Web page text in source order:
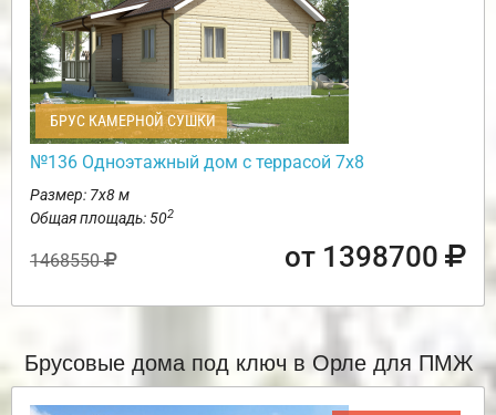
БРУС КАМЕРНОЙ СУШКИ
№136 Одноэтажный дом с террасой 7х8
Размер: 7х8 м
Общая площадь: 502
1468550 от 1398700
Брусовые дома под ключ в Орле для ПМЖ